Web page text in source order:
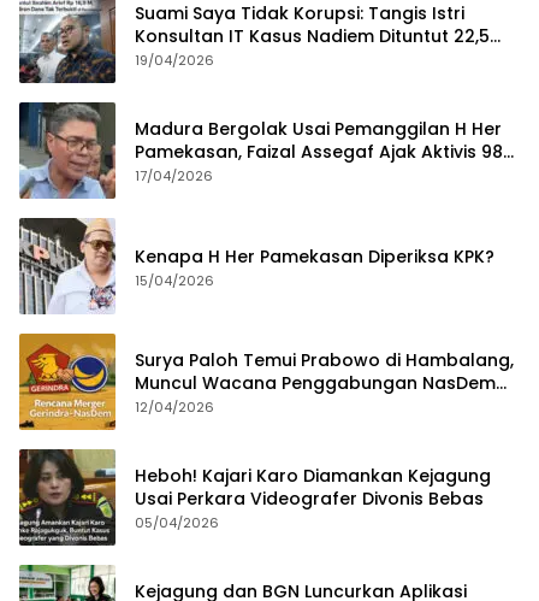
Suami Saya Tidak Korupsi: Tangis Istri
Konsultan IT Kasus Nadiem Dituntut 22,5
Tahun
19/04/2026
Madura Bergolak Usai Pemanggilan H Her
Pamekasan, Faizal Assegaf Ajak Aktivis 98
Bongkar Permainan KPK
17/04/2026
Kenapa H Her Pamekasan Diperiksa KPK?
15/04/2026
Surya Paloh Temui Prabowo di Hambalang,
Muncul Wacana Penggabungan NasDem
dan Gerindra
12/04/2026
Heboh! Kajari Karo Diamankan Kejagung
Usai Perkara Videografer Divonis Bebas
05/04/2026
Kejagung dan BGN Luncurkan Aplikasi